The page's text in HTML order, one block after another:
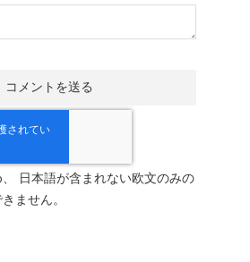
日本語が含まれない欧文のみの
ません。